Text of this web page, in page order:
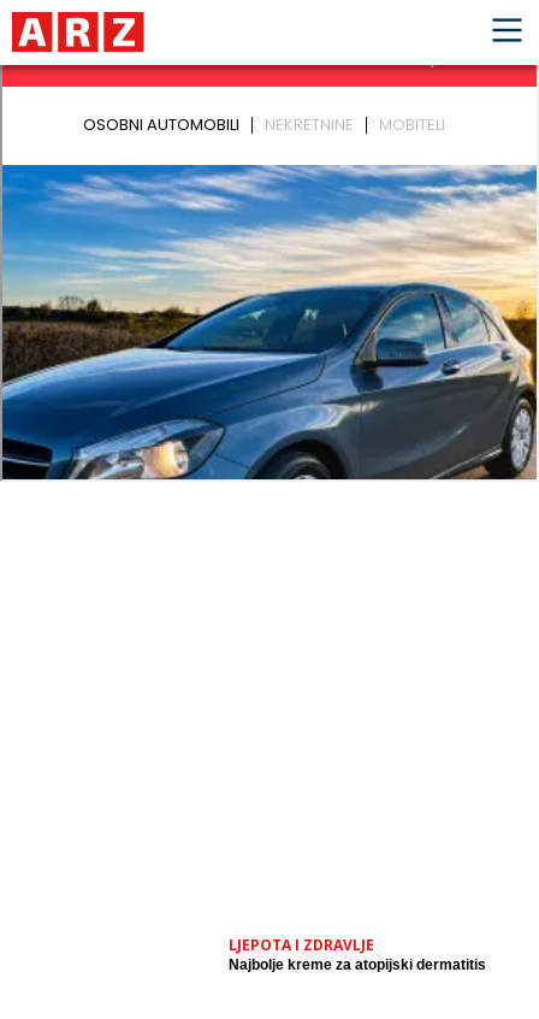
LJEPOTA I ZDRAVLJE
Najbolje kreme za atopijski dermatitis